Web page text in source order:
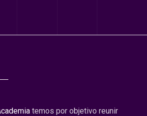
temos por objetivo reunir